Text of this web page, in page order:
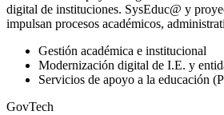
digital de instituciones. SysEduc@ y
impulsan procesos académicos,
Gestión académica e institucional
Modernización digital de I.E. y
Servicios de apoyo a la educación
GovTech